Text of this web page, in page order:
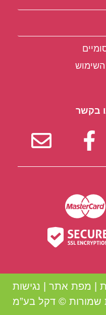
השימוש
בקשר
מפת אתר
נגישות
שמורות © דקל בע”מ